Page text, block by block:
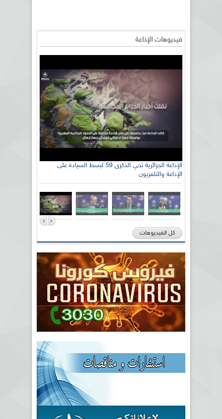
فيديوهات الإذاعة
الإذاعة الجزائرية تحي الذكرى 59 لبسط السيادة على
الإذاعة والتلفزيون
كل الفيديوهات